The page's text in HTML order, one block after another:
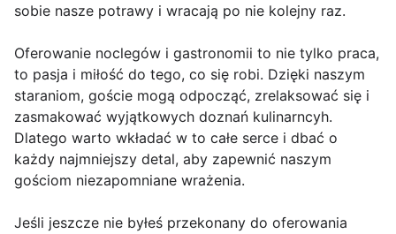
sobie nasze potrawy i wracają po nie kolejny raz.
Oferowanie noclegów i gastronomii to nie tylko praca,
to pasja i miłość do tego, co się robi. Dzięki naszym
staraniom, goście mogą odpocząć, zrelaksować się i
zasmakować wyjątkowych doznań kulinarncyh.
Dlatego warto wkładać w to całe serce i dbać o
każdy najmniejszy detal, aby zapewnić naszym
gościom niezapomniane wrażenia.
Jeśli jeszcze nie byłeś przekonany do oferowania